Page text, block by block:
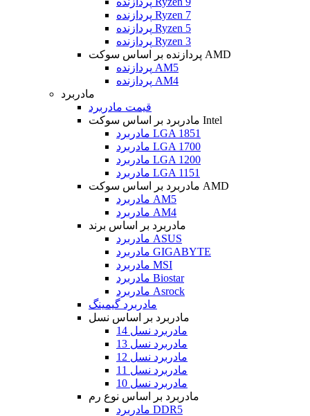
پردازنده Ryzen 7
پردازنده Ryzen 5
پردازنده Ryzen 3
پردازنده بر اساس سوکت AMD
پردازنده AM5
پردازنده AM4
مادربرد
قیمت مادربرد
مادربرد بر اساس سوکت Intel
مادربرد LGA 1851
مادربرد LGA 1700
مادربرد LGA 1200
مادربرد LGA 1151
مادربرد بر اساس سوکت AMD
مادربرد AM5
مادربرد AM4
مادربرد بر اساس برند
مادربرد ASUS
مادربرد GIGABYTE
مادربرد MSI
مادربرد Biostar
مادربرد Asrock
مادربرد گیمینگ
مادربرد بر اساس نسل
مادربرد نسل 14
مادربرد نسل 13
مادربرد نسل 12
مادربرد نسل 11
مادربرد نسل 10
مادربرد بر اساس نوع رم
مادربرد DDR5